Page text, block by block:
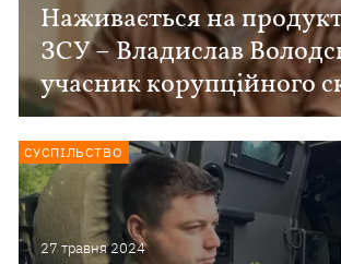
Наживається на
ЗСУ – Владислав
учасник корупційного
27 травня 2024
СУСПІЛЬСТВО